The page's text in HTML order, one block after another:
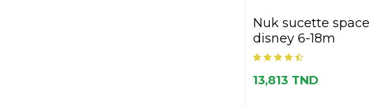
nuk sucette space
disney 6-18m
13,813 TND